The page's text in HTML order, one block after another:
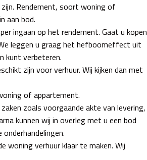
Rendement, soort woning of
aan bod.
ingaan op het rendement. Gaat u kopen
leggen u graag het hefboomeffect uit
kunt verbeteren.
zijn voor verhuur. Wij kijken dan met
of appartement.
zoals voorgaande akte van levering,
kunnen wij in overleg met u een bod
woning verhuur klaar te maken. Wij